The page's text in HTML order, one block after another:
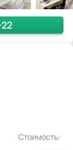
Стоимость: